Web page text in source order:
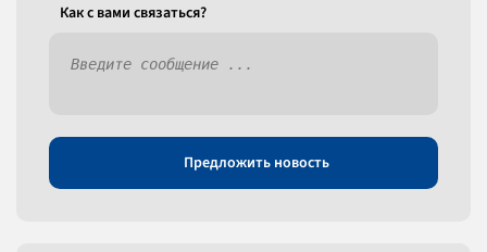
Как c вами связаться?
Предложить новость